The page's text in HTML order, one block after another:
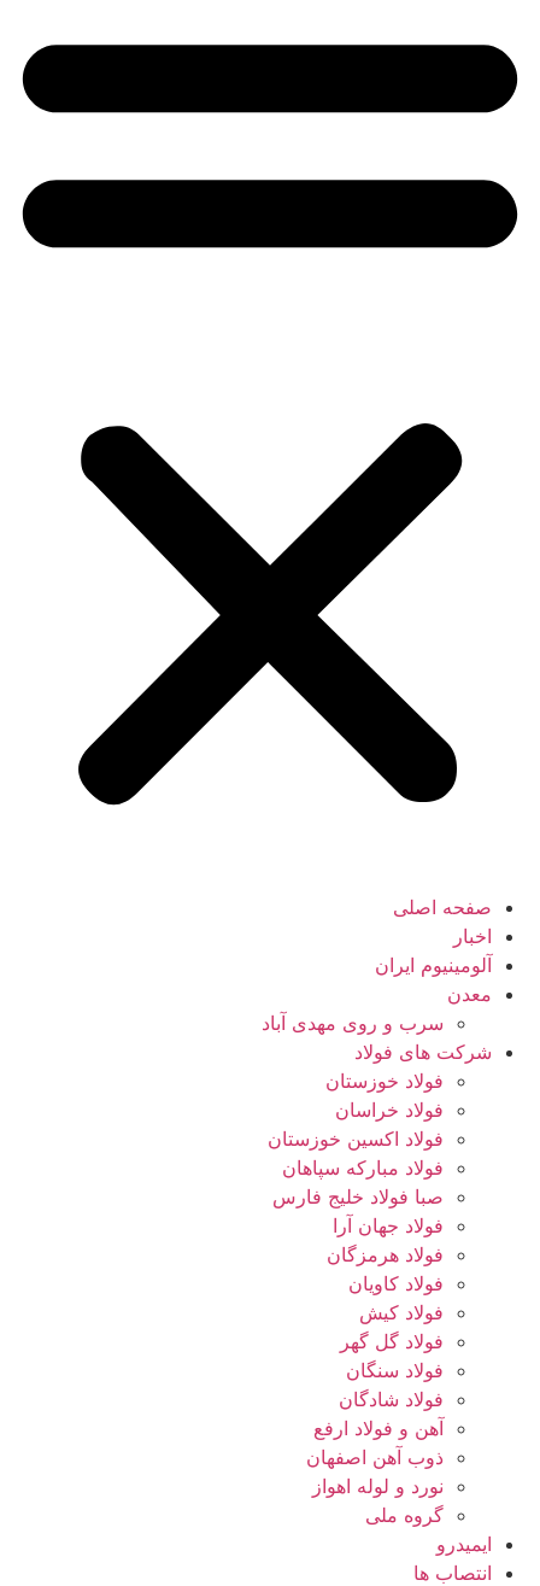
صفحه اصلی
اخبار
آلومینیوم ایران
معدن
سرب و روی مهدی آباد
شرکت های فولاد
فولاد خوزستان
فولاد خراسان
فولاد اکسین خوزستان
فولاد مبارکه سپاهان
صبا فولاد خلیج فارس
فولاد جهان آرا
فولاد هرمزگان
فولاد کاویان
فولاد کیش
فولاد گل گهر
فولاد سنگان
فولاد شادگان
آهن و فولاد ارفع
ذوب آهن اصفهان
نورد و لوله اهواز
گروه ملی
ایمیدرو
انتصاب ها